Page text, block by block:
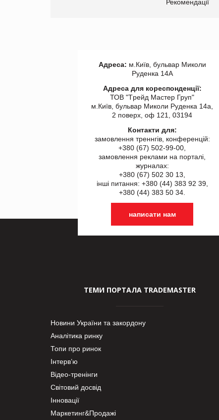
Рекомендації
Адреса: м.Київ, бульвар Миколи
Руденка 14А
Адреса для кореспонденції:
ТОВ "Tрейд Мастер Груп"
м.Київ, бульвар Миколи Руденка 14а,
2 поверх, оф 121, 03194
Контакти для:
замовлення треннгів, конференцій:
+380 (67) 502-99-00,
замовлення реклами на порталі,
журналах:
+380 (67) 502 30 13,
інші питання: +380 (44) 383 92 39,
+380 (44) 383 50 34.
написати нам
ТЕМИ ПОРТАЛА TRADEMASTER
Новини України та закордону
Аналітика ринку
Топи про ринок
Інтерв’ю
Відео-тренінги
Світовий досвід
Інновації
Маркетинг&Продажі